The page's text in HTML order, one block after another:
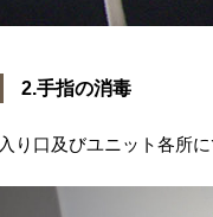
2.手指の消毒
入り口及びユニット各所